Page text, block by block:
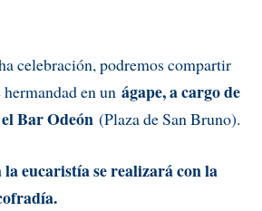
celebración, podremos compartir
hermandad en unágape, a cargo de
Bar Odeón (Plaza de San Bruno).
la eucaristía se realizará con la